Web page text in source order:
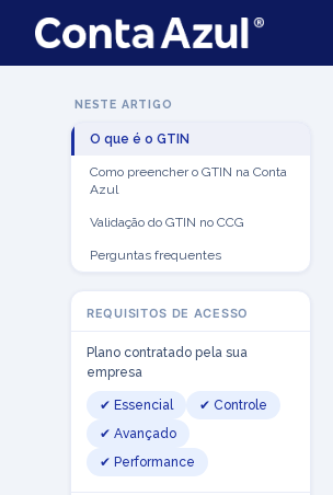
NESTE ARTIGO
O que é o GTIN
Como preencher o GTIN na Conta
Azul
Validação do GTIN no CCG
Perguntas frequentes
REQUISITOS DE ACESSO
Plano contratado pela sua
empresa
✔ Essencial
✔ Controle
✔ Avançado
✔ Performance